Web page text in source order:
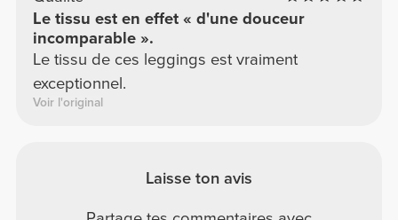
Le tissu est en effet « d'une douceur
incomparable ».
Le tissu de ces leggings est vraiment
exceptionnel.
Voir l'original
Laisse ton avis